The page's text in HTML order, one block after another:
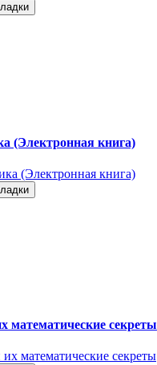
(Электронная книга)
математические секреты